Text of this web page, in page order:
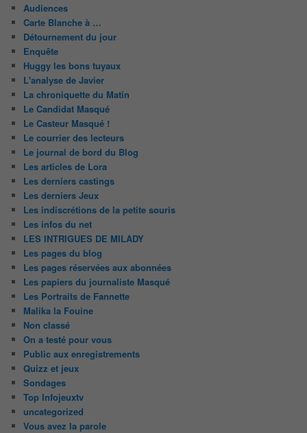
Audiences
Carte Blanche à …
Détournement du jour
Enquête
Huggy les bons tuyaux
L'analyse de Javier
La chroniquette du Matin
Le Candidat Masqué
Le Casteur Masqué !
Le courrier des lecteurs
Le journal de bord du Blog
Les articles de Lora
Les derniers castings
Les derniers Jeux
Les indiscrétions de la petite souris
Les infos du net
LES INTRIGUES DE MILADY
Les pages du blog
Les pages réservées aux abonnées
Les papiers du journaliste Masqué
Les Portraits de Fannette
Malika la Fouine
Non classé
On a testé pour vous
Public aux enregistrements
Quizz et jeux
Sondages
Top Infojeuxtv
uncategorized
Vous avez la parole